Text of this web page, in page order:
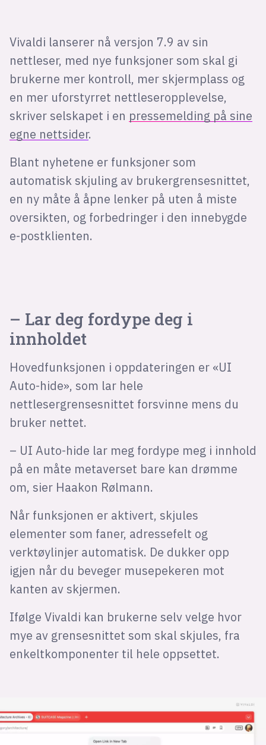
Vivaldi lanserer nå versjon 7.9 av sin
nettleser, med nye funksjoner som skal gi
brukerne mer kontroll, mer skjermplass og
en mer uforstyrret nettleseropplevelse,
skriver selskapet i en pressemelding på sine
egne nettsider.
Blant nyhetene er funksjoner som
automatisk skjuling av brukergrensesnittet,
en ny måte å åpne lenker på uten å miste
oversikten, og forbedringer i den innebygde
e-postklienten.
– Lar deg fordype deg i
innholdet
Hovedfunksjonen i oppdateringen er «UI
Auto-hide», som lar hele
nettlesergrensesnittet forsvinne mens du
bruker nettet.
– UI Auto-hide lar meg fordype meg i innhold
på en måte metaverset bare kan drømme
om, sier Haakon Rølmann.
Når funksjonen er aktivert, skjules
elementer som faner, adressefelt og
verktøylinjer automatisk. De dukker opp
igjen når du beveger musepekeren mot
kanten av skjermen.
Ifølge Vivaldi kan brukerne selv velge hvor
mye av grensesnittet som skal skjules, fra
enkeltkomponenter til hele oppsettet.
Bluesky
Facebook
annonsepriser
annonseguide
Bli firmapartner